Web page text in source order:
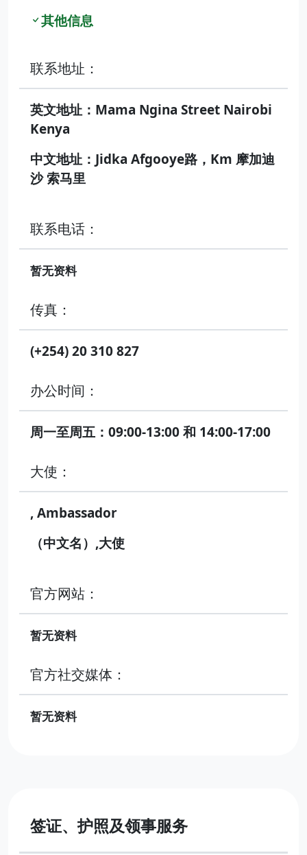
其他信息
联系地址：
英文地址：Mama Ngina Street Nairobi
Kenya
中文地址：Jidka Afgooye路，Km 摩加迪
沙 索马里
联系电话：
暂无资料
传真：
(+254) 20 310 827
办公时间：
周一至周五：09:00-13:00 和 14:00-17:00
大使：
, Ambassador
（中文名）,大使
官方网站：
暂无资料
官方社交媒体：
暂无资料
签证、护照及领事服务